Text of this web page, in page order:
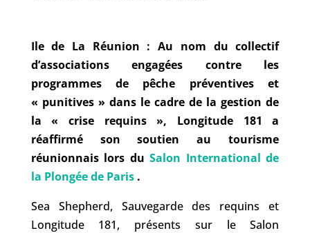
Ile de La Réunion : Au nom du collectif
d’associations engagées contre les
programmes de pêche préventives et
« punitives » dans le cadre de la gestion de
la « crise requins », Longitude 181 a
réaffirmé son soutien au tourisme
réunionnais lors duSalon International de
la Plongée de Paris.
Sea Shepherd, Sauvegarde des requins et
Longitude 181, présents sur le Salon